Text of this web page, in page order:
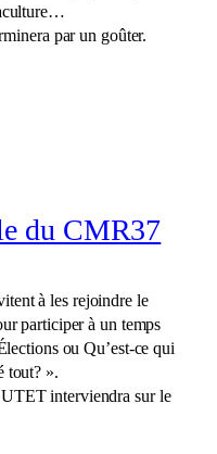
par un goûter.
du CMR37
à les rejoindre le
participer à un temps
ou Qu’est-ce qui
tout? ».
interviendra sur le